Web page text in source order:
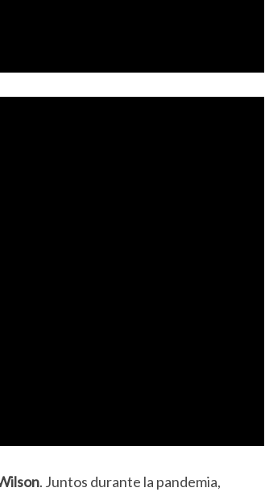
. Juntos durante la pandemia,